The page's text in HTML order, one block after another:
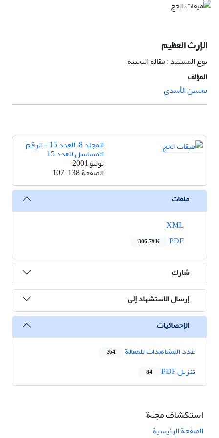
الإرث العظيم
نوع المستند : مقالة البحثية
المؤلف
محسن الأسدي
المجلد 8، العدد 15 - الرقم
المسلسل للعدد 15
يوليو 2001
الصفحة107-138
ملفات
306.79 K
شارك
إرسال الاستشهاد إلى
الإحصائيات
عدد المشاهدات للمقالة
264
تنزیل PDF 84
استكشاف مجلة
الصفحة الرئيسية